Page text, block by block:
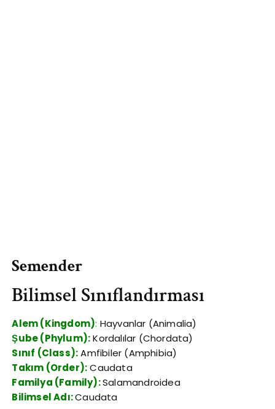
Semender
Bilimsel Sınıflandırması
Alem (Kingdom): Hayvanlar (Animalia)
Şube (Phylum):Kordalılar (Chordata)
Sınıf (Class):Amfibiler (Amphibia)
Takım (Order):Caudata
Familya (Family):Salamandroidea
Bilimsel Adı:Caudata